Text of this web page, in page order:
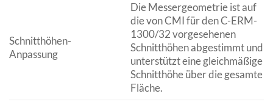
Schnitthöhen-
Anpassung
Die Messergeometrie ist auf
die von CMI für den C-ERM-
1300/32 vorgesehenen
Schnitthöhen abgestimmt und
unterstützt eine gleichmäßige
Schnitthöhe über die gesamte
Fläche.